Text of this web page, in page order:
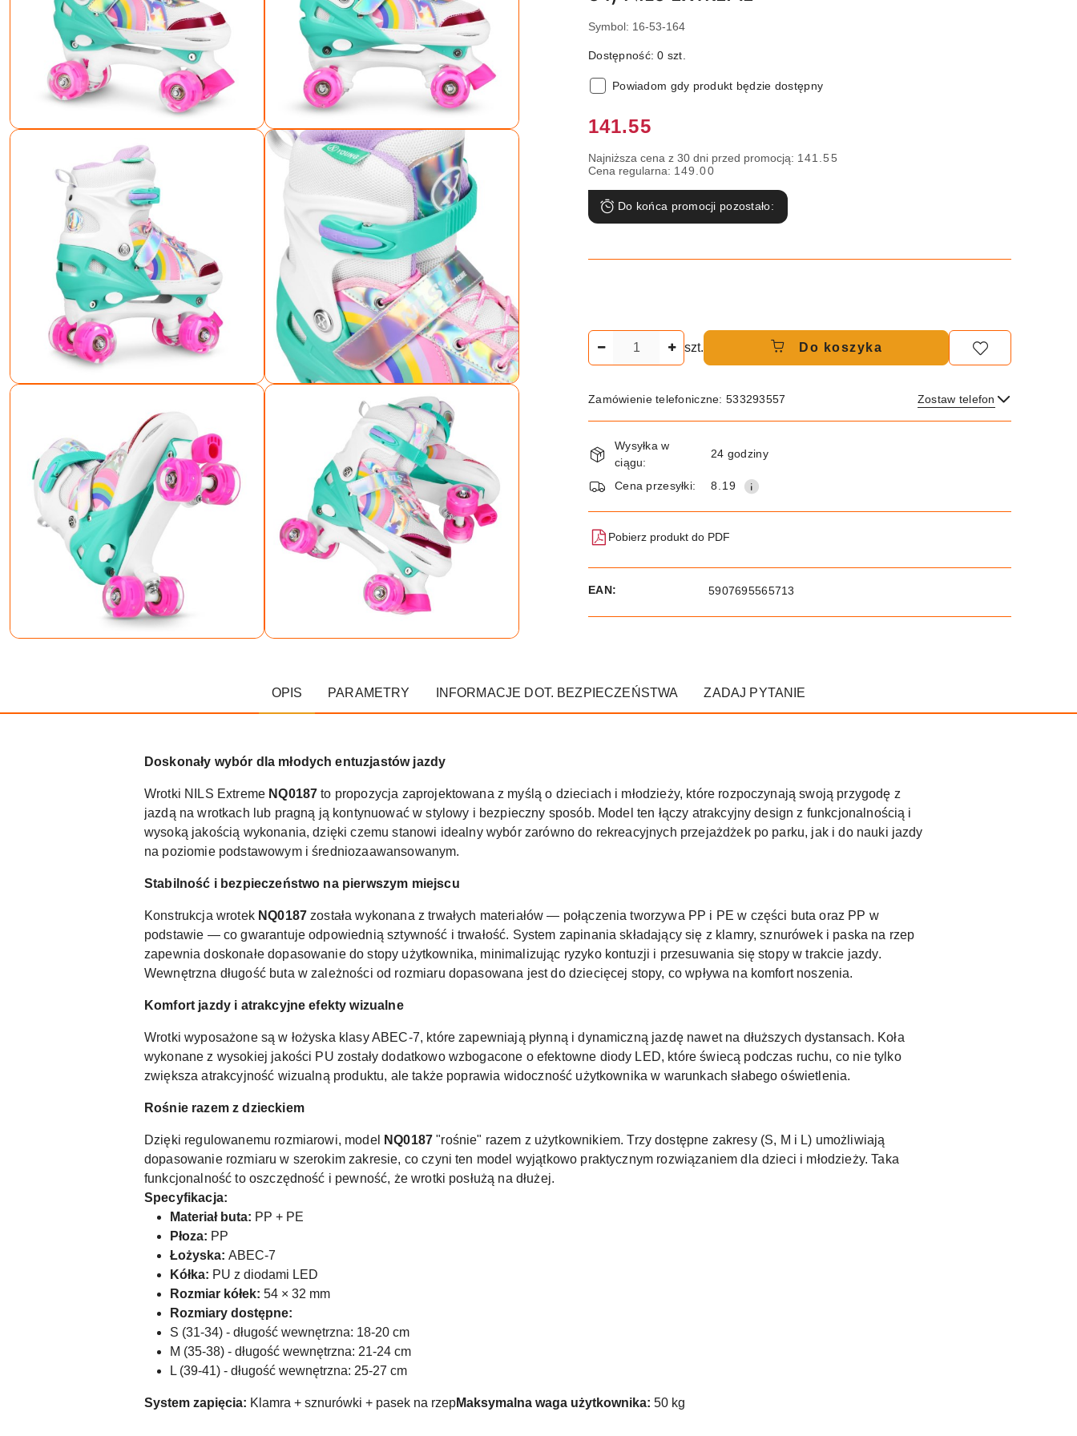
Symbol: 16-53-164
Dostępność:0 szt.
Powiadom gdy produkt będzie dostępny
Cena:
141.55
Najniższa cena z 30 dni przed promocją: 141.55
Cena regularna: 149.00
Do końca promocji pozostało:
szt. Do koszyka
Zamówienie telefoniczne: 533293557 Zostaw telefon
Wyślij
Dostępność
i
dostawa
Wysyłka w
ciągu:
24 godziny
Cena przesyłki: 8.19
Pobierz produkt do PDF
EAN: 5907695565713
OPIS PARAMETRY INFORMACJE DOT. BEZPIECZEŃSTWA ZADAJ PYTANIE
Doskonały wybór dla młodych entuzjastów jazdy
Wrotki NILS Extreme NQ0187 to propozycja zaprojektowana z myślą o dzieciach i młodzieży, które rozpoczynają swoją przygodę z
jazdą na wrotkach lub pragną ją kontynuować w stylowy i bezpieczny sposób. Model ten łączy atrakcyjny design z funkcjonalnością i
wysoką jakością wykonania, dzięki czemu stanowi idealny wybór zarówno do rekreacyjnych przejażdżek po parku, jak i do nauki jazdy
na poziomie podstawowym i średniozaawansowanym.
Stabilność i bezpieczeństwo na pierwszym miejscu
Konstrukcja wrotek NQ0187 została wykonana z trwałych materiałów — połączenia tworzywa PP i PE w części buta oraz PP w
podstawie — co gwarantuje odpowiednią sztywność i trwałość. System zapinania składający się z klamry, sznurówek i paska na rzep
zapewnia doskonałe dopasowanie do stopy użytkownika, minimalizując ryzyko kontuzji i przesuwania się stopy w trakcie jazdy.
Wewnętrzna długość buta w zależności od rozmiaru dopasowana jest do dziecięcej stopy, co wpływa na komfort noszenia.
Komfort jazdy i atrakcyjne efekty wizualne
Wrotki wyposażone są w łożyska klasy ABEC-7, które zapewniają płynną i dynamiczną jazdę nawet na dłuższych dystansach. Koła
wykonane z wysokiej jakości PU zostały dodatkowo wzbogacone o efektowne diody LED, które świecą podczas ruchu, co nie tylko
zwiększa atrakcyjność wizualną produktu, ale także poprawia widoczność użytkownika w warunkach słabego oświetlenia.
Rośnie razem z dzieckiem
Dzięki regulowanemu rozmiarowi, model NQ0187 "rośnie" razem z użytkownikiem. Trzy dostępne zakresy (S, M i L) umożliwiają
dopasowanie rozmiaru w szerokim zakresie, co czyni ten model wyjątkowo praktycznym rozwiązaniem dla dzieci i młodzieży. Taka
funkcjonalność to oszczędność i pewność, że wrotki posłużą na dłużej.
Specyfikacja:
Materiał buta: PP + PE
Płoza: PP
Łożyska: ABEC-7
Kółka: PU z diodami LED
Rozmiar kółek: 54 × 32 mm
Rozmiary dostępne:
S (31-34) - długość wewnętrzna: 18-20 cm
M (35-38) - długość wewnętrzna: 21-24 cm
L (39-41) - długość wewnętrzna: 25-27 cm
System zapięcia: Klamra + sznurówki + pasek na rzepMaksymalna waga użytkownika: 50 kg